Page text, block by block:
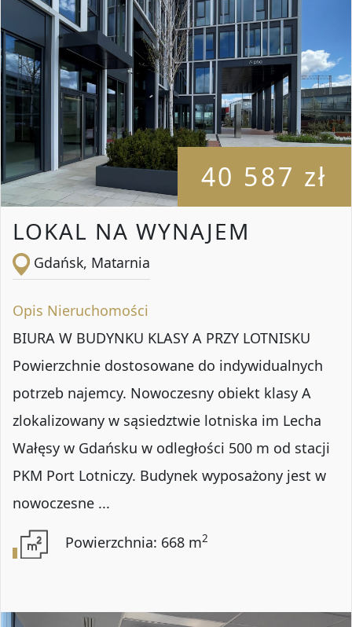
40 587 zł
LOKAL NA WYNAJEM
Gdańsk, Matarnia
Opis Nieruchomości
BIURA W BUDYNKU KLASY A PRZY LOTNISKU
Powierzchnie dostosowane do indywidualnych
potrzeb najemcy. Nowoczesny obiekt klasy A
zlokalizowany w sąsiedztwie lotniska im Lecha
Wałęsy w Gdańsku w odległości 500 m od stacji
PKM Port Lotniczy. Budynek wyposażony jest w
nowoczesne ...
Powierzchnia: 668 m2